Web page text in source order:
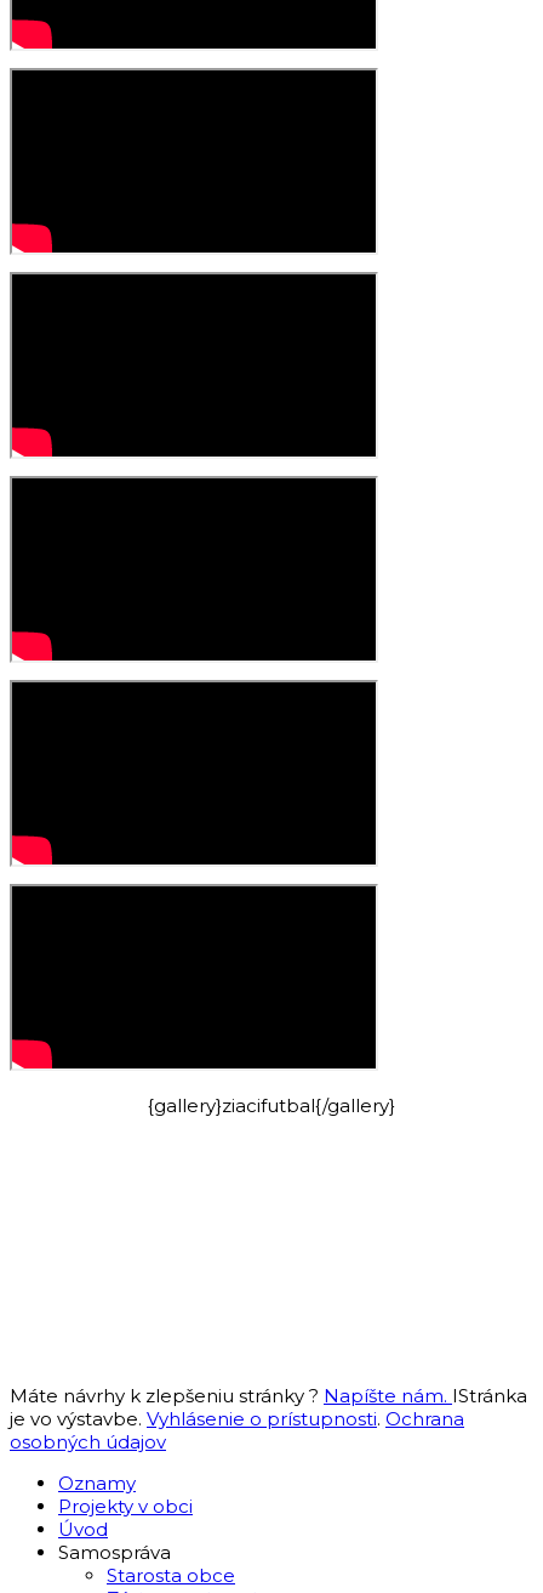
{gallery}ziacifutbal{/gallery}
Máte návrhy k zlepšeniu stránky ? Napíšte nám. IStránka
je vo výstavbe. Vyhlásenie o prístupnosti. Ochrana
osobných údajov
Oznamy
Projekty v obci
Úvod
Samospráva
Starosta obce